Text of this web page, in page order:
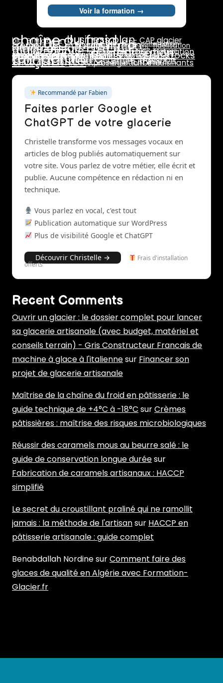
Voir la formation →
bio BTM glacier business plan CAP glacier
chaîne du froid CPF cristallisation
crème DLC dosage emplacement fidélisation
formation glacier formulation
glace au lait HACCP lait livraison
maintenance marchés marge maturation
pannes pasteurisateur pasteurisation
prix de vente rentabilité rotation stocks
réseaux sociaux saisonnalité stab stabilisant
stabilisants stabilisateur sucres surgélation
température texture transport
traçabilité turbinage turbine
vente directe vitrine présentation émulsifiants
Recommandé par Fabien
Faites parler Google et
ChatGPT de votre glacerie
Christelle transforme vos messages vocaux en
articles de blog publiés automatiquement sur
votre site. Vous parlez de votre métier, elle écrit et
publie. Aucune compétence en rédaction ni en
technique.
Vous parlez en vocal, c'est tout
Publication automatique sur WordPress
Plus de visibilité Google et ChatGPT
Découvrir Christelle → Frais d'installation
offerts
Recent Comments
Ouvrir un glacier : le dossier complet pour lancer
sa glacerie artisanale (avec budget, matériel et
conseils terrain) - Gris Constructeur Francais de
machine à glace à l'italiennesur Financer son
projet de glacerie artisanale
Maîtrise de la chaîne du froid en pâtisserie : le
guide technique de +4°C à -18°C surCrèmes
pâtissières : maîtrise des risques microbiologiques
Réussir des caramels mous au beurre salé : le
guide de conservation longue duréesur
Fabrication de caramels artisanaux : HACCP
simplifié
Le secret du croustillant praliné qui ne ramollit
jamais : la méthode de l'artisansur HACCP en
pâtisserie artisanale : guide complet
Benabdallah NordinesurComment faire des
glaces de qualité en Algérie avec Formation-
Glacier.fr